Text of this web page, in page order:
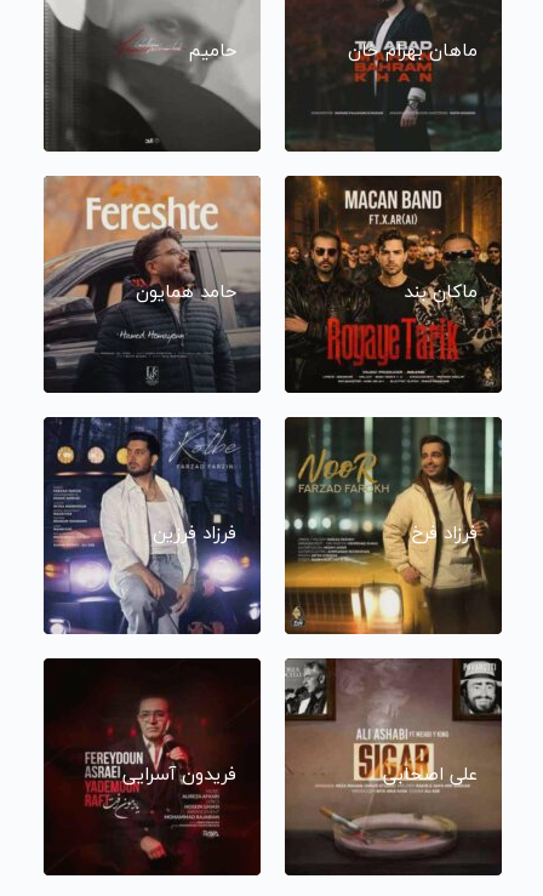
ماهان بهرام خان حامیم
ماکان بند حامد همایون
فرزاد فرخ فرزاد فرزین
علی اصحابی فریدون آسرایی